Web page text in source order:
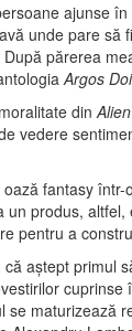
ajunse
unde pare să
părerea
Argos Doi
dinAlien
vedere
fantasy
produs,
pentru a
aştept primul
cuprinse
maturizează